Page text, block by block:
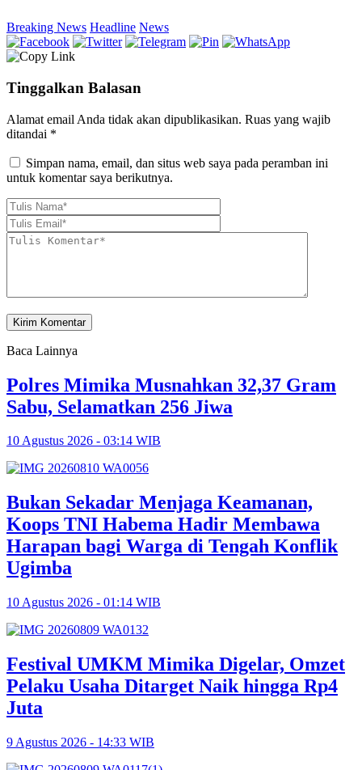
Breaking News Headline News
Tinggalkan Balasan
Alamat email Anda tidak akan dipublikasikan. Ruas yang wajib
ditandai *
Simpan nama, email, dan situs web saya pada peramban ini
untuk komentar saya berikutnya.
Baca Lainnya
Polres Mimika Musnahkan 32,37 Gram
Sabu, Selamatkan 256 Jiwa
10 Agustus 2026 - 03:14 WIB
Bukan Sekadar Menjaga Keamanan,
Koops TNI Habema Hadir Membawa
Harapan bagi Warga di Tengah Konflik
Ugimba
10 Agustus 2026 - 01:14 WIB
Festival UMKM Mimika Digelar, Omzet
Pelaku Usaha Ditarget Naik hingga Rp4
Juta
9 Agustus 2026 - 14:33 WIB